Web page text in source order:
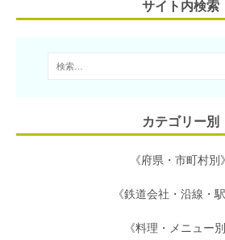
サイト内検索
カテゴリー別
《府県・市町村別》
《鉄道会社・沿線・駅
《料理・メニュー別